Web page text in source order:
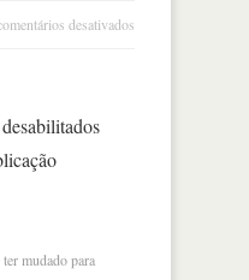
desativados
mudado para